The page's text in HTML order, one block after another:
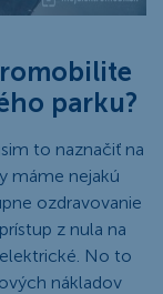
parku?
to naznačiť na
máme nejakú
ozdravovanie
z nula na
No to
nákladov